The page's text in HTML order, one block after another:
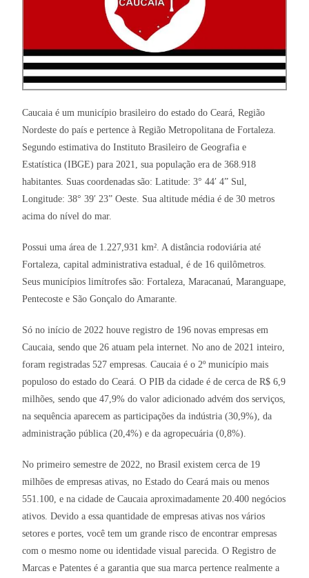
Caucaia é um município brasileiro do estado do Ceará, Região
Nordeste do país e pertence à Região Metropolitana de Fortaleza.
Segundo estimativa do Instituto Brasileiro de Geografia e
Estatística (IBGE) para 2021, sua população era de 368.918
habitantes. Suas coordenadas são: Latitude: 3° 44′ 4” Sul,
Longitude: 38° 39′ 23” Oeste. Sua altitude média é de 30 metros
acima do nível do mar.
Possui uma área de 1.227,931 km². A distância rodoviária até
Fortaleza, capital administrativa estadual, é de 16 quilômetros.
Seus municípios limítrofes são: Fortaleza, Maracanaú, Maranguape,
Pentecoste e São Gonçalo do Amarante.
Só no início de 2022 houve registro de 196 novas empresas em
Caucaia, sendo que 26 atuam pela internet. No ano de 2021 inteiro,
foram registradas 527 empresas. Caucaia é o 2º município mais
populoso do estado do Ceará. O PIB da cidade é de cerca de R$ 6,9
milhões, sendo que 47,9% do valor adicionado advém dos serviços,
na sequência aparecem as participações da indústria (30,9%), da
administração pública (20,4%) e da agropecuária (0,8%).
No primeiro semestre de 2022, no Brasil existem cerca de 19
milhões de empresas ativas, no Estado do Ceará mais ou menos
551.100, e na cidade de Caucaia aproximadamente 20.400 negócios
ativos. Devido a essa quantidade de empresas ativas nos vários
setores e portes, você tem um grande risco de encontrar empresas
com o mesmo nome ou identidade visual parecida. O Registro de
Marcas e Patentes é a garantia que sua marca pertence realmente a